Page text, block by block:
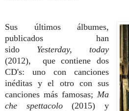
Sus últimos álbumes,
publicados han
sido Yesterday, today
(2012),
que contiene dos
CD's: uno con canciones
inéditas y el otro con sus
canciones más famosas; Ma
che spettacolo(2015) y